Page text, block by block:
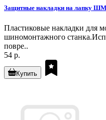
Защитные накладки на лапку
Пластиковые накладки для
шиномонтажного
повре..
54 р.
Купить